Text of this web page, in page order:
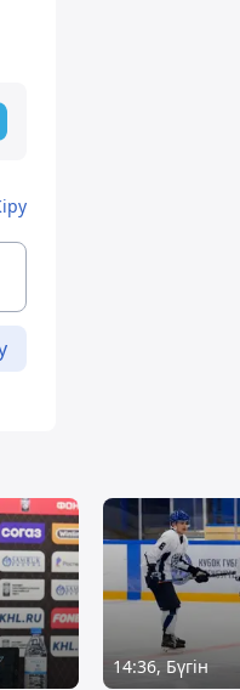
14:36, Бүгін